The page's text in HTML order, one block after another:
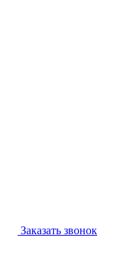
Заказать звонок